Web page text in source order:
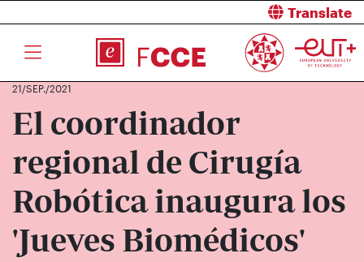
Translate
21/SEP./2021
El coordinador
regional de Cirugía
Robótica inaugura los
'Jueves Biomédicos'